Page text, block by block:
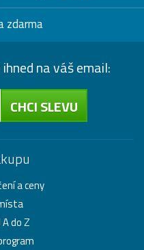
zdarma
na váš email:
CHCI SLEVU
a ceny
do Z